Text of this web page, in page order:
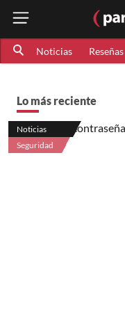
Noticias Reseñas
Lo más reciente
Noticias
Seguridad